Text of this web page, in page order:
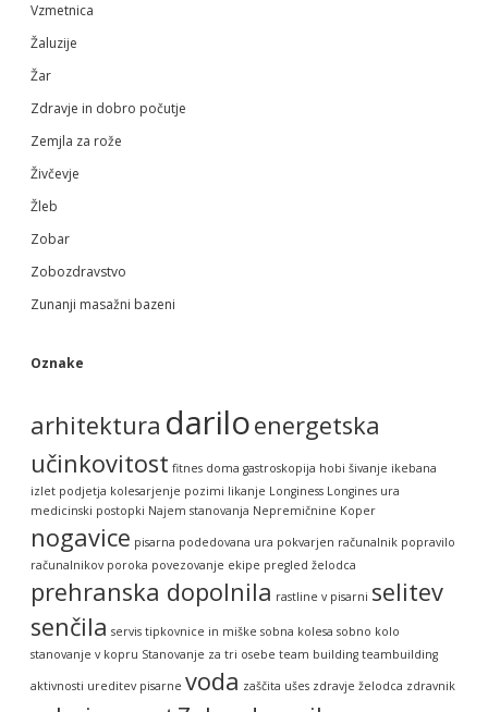
Vzmetnica
Žaluzije
Žar
Zdravje in dobro počutje
Zemjla za rože
Živčevje
Žleb
Zobar
Zobozdravstvo
Zunanji masažni bazeni
Oznake
arhitektura dariloenergetska
učinkovitost fitnes doma gastroskopija hobi šivanje ikebana
izlet podjetja kolesarjenje pozimi likanje Longiness Longines ura
medicinski postopki Najem stanovanja Nepremičnine Koper
nogavice pisarna podedovana ura pokvarjen računalnik popravilo
računalnikov poroka povezovanje ekipe pregled želodca
prehranska dopolnila rastline v pisarni selitev
senčila servis tipkovnice in miške sobna kolesa sobno kolo
stanovanje v kopru Stanovanje za tri osebe team building teambuilding
aktivnosti ureditev pisarne voda zaščita ušes zdravje želodca zdravnik